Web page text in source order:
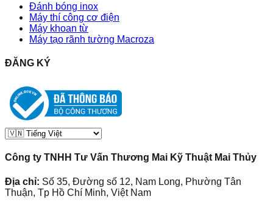
Đánh bóng inox
Máy thí công cơ điện
Máy khoan từ
Máy tạo rãnh tường Macroza
ĐĂNG KÝ
Công ty TNHH Tư Vấn Thương Mai Kỹ Thuật Mai Thủy
Địa chỉ: Số 35, Đường số 12, Nam Long, Phường Tân
Thuận, Tp Hồ Chí Minh, Việt Nam